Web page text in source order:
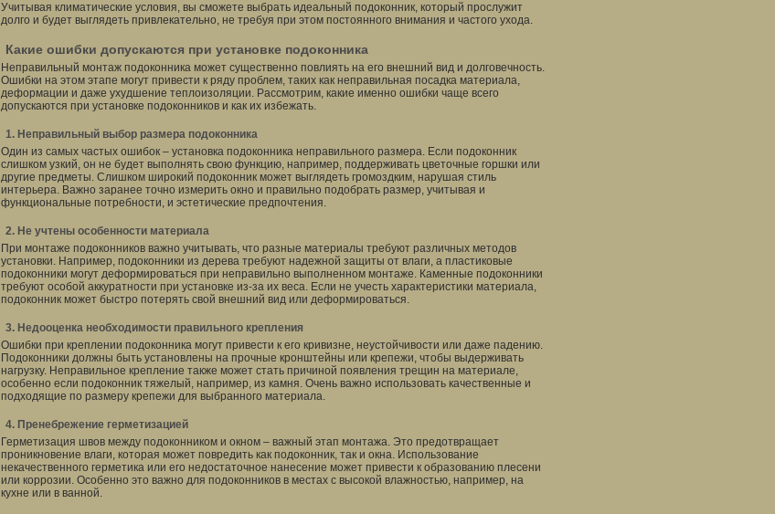
Учитывая климатические условия, вы сможете выбрать идеальный подоконник, который прослужит
долго и будет выглядеть привлекательно, не требуя при этом постоянного внимания и частого ухода.
Какие ошибки допускаются при установке подоконника
Неправильный монтаж подоконника может существенно повлиять на его внешний вид и долговечность.
Ошибки на этом этапе могут привести к ряду проблем, таких как неправильная посадка материала,
деформации и даже ухудшение теплоизоляции. Рассмотрим, какие именно ошибки чаще всего
допускаются при установке подоконников и как их избежать.
1. Неправильный выбор размера подоконника
Один из самых частых ошибок – установка подоконника неправильного размера. Если подоконник
слишком узкий, он не будет выполнять свою функцию, например, поддерживать цветочные горшки или
другие предметы. Слишком широкий подоконник может выглядеть громоздким, нарушая стиль
интерьера. Важно заранее точно измерить окно и правильно подобрать размер, учитывая и
функциональные потребности, и эстетические предпочтения.
2. Не учтены особенности материала
При монтаже подоконников важно учитывать, что разные материалы требуют различных методов
установки. Например, подоконники из дерева требуют надежной защиты от влаги, а пластиковые
подоконники могут деформироваться при неправильно выполненном монтаже. Каменные подоконники
требуют особой аккуратности при установке из-за их веса. Если не учесть характеристики материала,
подоконник может быстро потерять свой внешний вид или деформироваться.
3. Недооценка необходимости правильного крепления
Ошибки при креплении подоконника могут привести к его кривизне, неустойчивости или даже падению.
Подоконники должны быть установлены на прочные кронштейны или крепежи, чтобы выдерживать
нагрузку. Неправильное крепление также может стать причиной появления трещин на материале,
особенно если подоконник тяжелый, например, из камня. Очень важно использовать качественные и
подходящие по размеру крепежи для выбранного материала.
4. Пренебрежение герметизацией
Герметизация швов между подоконником и окном – важный этап монтажа. Это предотвращает
проникновение влаги, которая может повредить как подоконник, так и окна. Использование
некачественного герметика или его недостаточное нанесение может привести к образованию плесени
или коррозии. Особенно это важно для подоконников в местах с высокой влажностью, например, на
кухне или в ванной.